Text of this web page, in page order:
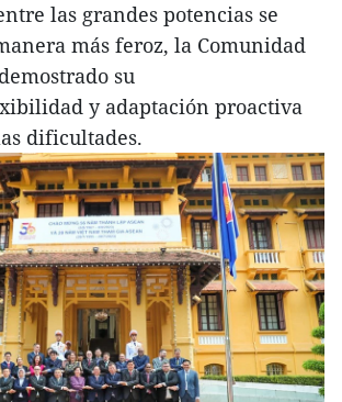
las grandes potencias se
más feroz, la Comunidad
su
y adaptación proactiva
dificultades.